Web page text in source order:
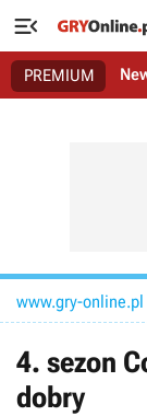

PREMIUM
www.gry-online.pl
4. sezon
dobry